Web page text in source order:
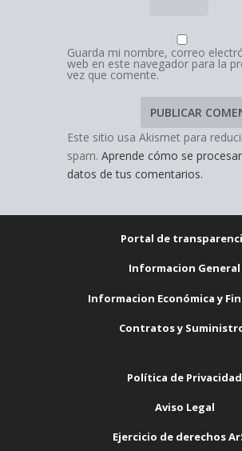
Guarda mi nombre, correo
web en este navegador para la
vez que comente.
Este sitio usa Akismet para
spam. Aprende cómo se
datos de tus comentarios.
Portal de
Informacion General
Informacion Económica y
Contratos y
Política de Privacidad
Aviso Legal
Ejercicio de derechos